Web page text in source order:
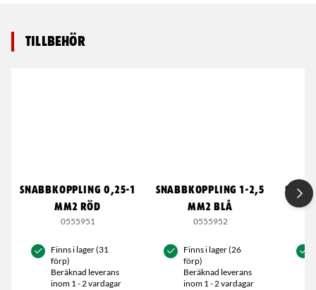
Tillbehör
SNABBKOPPLING 0,25-1
MM2 RÖD
0555951
Finns i lager (31
förp)
Beräknad leverans
inom 1 - 2 vardagar
SNABBKOPPLING 1-2,5
MM2 BLÅ
0555952
Finns i lager (26
förp)
Beräknad leverans
inom 1 - 2 vardagar